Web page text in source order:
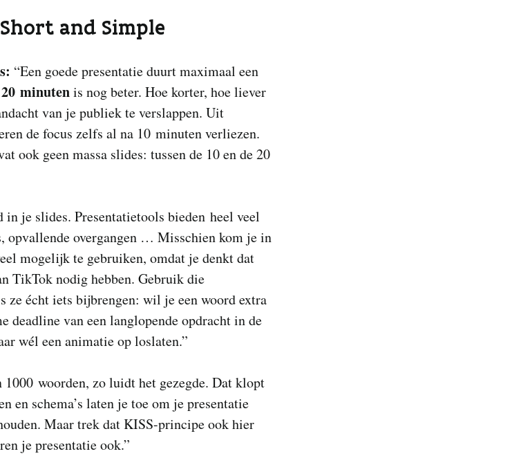
Short and Simple
“Een goede presentatie duurt maximaal een
20 minutenis nog beter. Hoe korter, hoe liever
van je publiek te verslappen. Uit
de focus zelfs al na 10 minuten verliezen.
ook geen massa slides: tussen de 10 en de 20
in je slides. Presentatietools bieden heel veel
opvallende overgangen … Misschien kom je in
mogelijk te gebruiken, omdat je denkt dat
TikTok nodig hebben. Gebruik die
ze écht iets bijbrengen: wil je een woord extra
deadline van een langlopende opdracht in de
wél een animatie op loslaten.”
1000 woorden, zo luidt het gezegde. Dat klopt
en schema’s laten je toe om je presentatie
Maar trek dat KISS-principe ook hier
je presentatie ook.”